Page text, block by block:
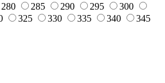
280 285 290 295
300
325 330 335 340
345